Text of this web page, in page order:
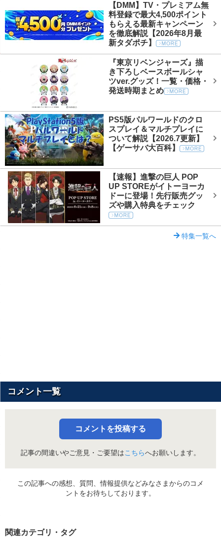
【DMM】TV・プレミアム無
料登録で最大4,500ポイント
もらえる最新キャンペーン
を徹底解説【2026年8月最
新タダポチ】
『東京リベンジャーズ』描
き下ろしベースボールシャ
ツver.グッズ！一覧・価格・
発送時期まとめ
PS5版パルワールドのクロ
スプレイ＆マルチプレイに
ついて解説【2026.7更新】
【ゲーサバ大百科】
【速報】進撃の巨人 POP
UP STOREがイトーヨーカ
ドーに登場！先行販売グッ
ズや購入特典をチェック
特集一覧へ
コメント一覧
コメントを投稿する
記事の間違いやご意見・ご要望はこちらへお願いします。
この記事への感想、質問、情報提供などみなさまからのコメ
ントをお待ちしております。
関連カテゴリ・タグ